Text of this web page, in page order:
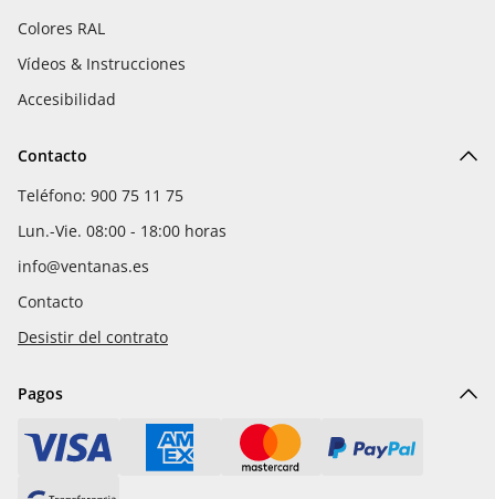
Colores RAL
Vídeos & Instrucciones
Accesibilidad
Contacto
Teléfono: 900 75 11 75
Lun.-Vie. 08:00 - 18:00 horas
info@ventanas.es
Contacto
Desistir del contrato
Pagos